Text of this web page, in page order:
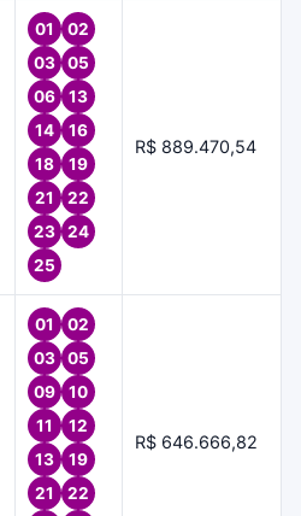
01
02
03
05
06
13
14
16
18
19
21
22
23
24
25
R$ 889.470,54
01
02
03
05
09
10
11
12
13
19
21
22
R$ 646.666,82